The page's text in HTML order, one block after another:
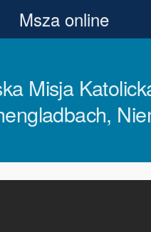
Msza online
Misja